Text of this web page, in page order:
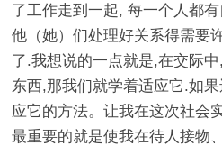
了工作走到一起, 每一个人都
他（她）们处理好关系得需要
了.我想说的一点就是,在交际
东西,那我们就学着适应它.如
应它的方法。让我在这次社会
最重要的就是使我在待人接物